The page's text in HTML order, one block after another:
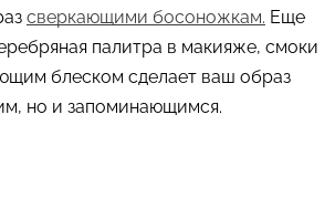
сверкающими босоножкам. Еще
палитра в макияже, смоки
блеском сделает ваш образ
но и запоминающимся.